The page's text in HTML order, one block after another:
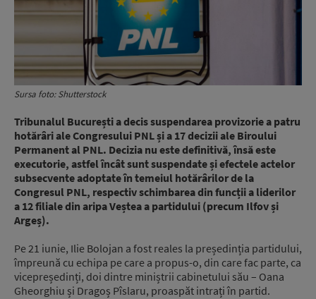
Sursa foto: Shutterstock
Tribunalul București a decis suspendarea provizorie a patru
hotărâri ale Congresului PNL și a 17 decizii ale Biroului
Permanent al PNL. Decizia nu este definitivă, însă este
executorie, astfel încât sunt suspendate și efectele actelor
subsecvente adoptate în temeiul hotărârilor de la
Congresul PNL, respectiv schimbarea din funcții a liderilor
a 12 filiale din aripa Veștea a partidului (precum Ilfov și
Argeș).
Pe 21 iunie, Ilie Bolojan a fost reales la președinția partidului,
împreună cu echipa pe care a propus-o, din care fac parte, ca
vicepreședinți, doi dintre miniștrii cabinetului său – Oana
Gheorghiu și Dragoș Pîslaru, proaspăt intrați în partid.